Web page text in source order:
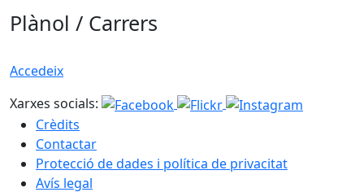
Plànol / Carrers
Accedeix
Xarxes socials:
Crèdits
Contactar
Protecció de dades i política de privacitat
Avís legal